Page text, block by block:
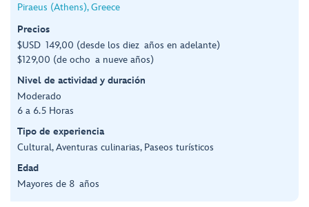
Piraeus (Athens), Greece
Precios
$USD 149,00 (desde los diez años en adelante)
$129,00 (de ocho a nueve años)
Nivel de actividad y duración
Moderado
6 a 6.5 Horas
Tipo de experiencia
Cultural, Aventuras culinarias, Paseos turísticos
Edad
Mayores de 8 años